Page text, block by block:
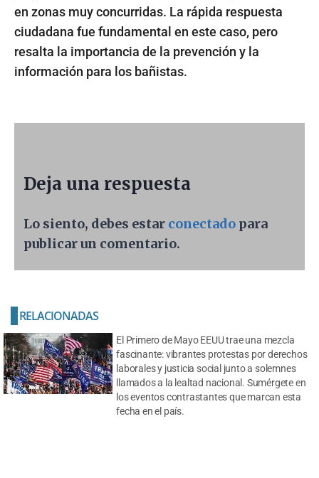
en zonas muy concurridas. La rápida respuesta
ciudadana fue fundamental en este caso, pero
resalta la importancia de la prevención y la
información para los bañistas.
Deja una respuesta
Lo siento, debes estar conectado para
publicar un comentario.
El Primero de Mayo EEUU trae una mezcla
fascinante: vibrantes protestas por derechos
laborales y justicia social junto a solemnes
llamados a la lealtad nacional. Sumérgete en
los eventos contrastantes que marcan esta
fecha en el país.
RELACIONADAS